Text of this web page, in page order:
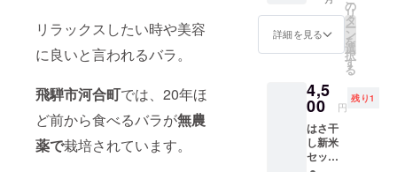
リラックスしたい時や美容
に良いと言われるバラ。
飛騨市河合町では、20年ほ
ど前から食べるバラが無農
薬で栽培されています。
送から
●葛入り
野草茶
ク) か
わい野
草茶研
究グ
ループ
賞味期
限 発
たセッ
トを３
セット
用期
限 発
送から
飛騨市
古川町
の「喫
茶あ
ん」の
バラド
へ！秋
の全種
類が
入った
です。
◆お届
け内容
◆ 1.
ちょ
こっと
詳細を見る
の
リ
タ
ー
ン
を
選
択
す
る
4,5
00 円
残り1
はさ干
し新米
セット